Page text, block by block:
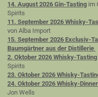
14. August 2026 Gin-Tasting im
Spirits
11. September 2026 Whisky-
von Alba Import
15. September 2026 Exclusiv-
Baumgärtner aus der Distillerie
2. Oktober 2026 Whisky-Tasting
Spirits
23. Oktober 2026 Whisky-
24. Oktober 2026 Whisky-Dinner
Jon Wells